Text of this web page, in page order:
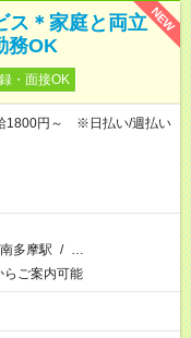
NEW
ス＊家庭と両立
務OK
・面接OK
1800円～ ※日払い/週払い
南多摩駅 / …
ご案内可能